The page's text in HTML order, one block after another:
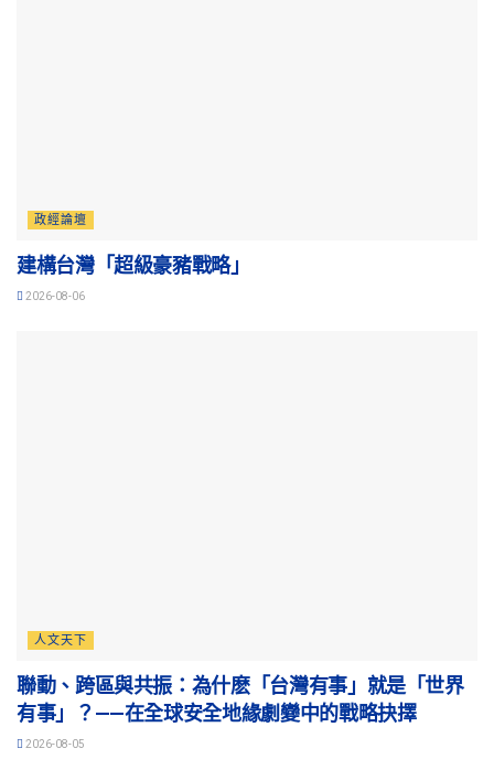
政經論壇
建構台灣「超級豪豬戰略」
2026-08-06
人文天下
聯動、跨區與共振：為什麽「台灣有事」就是「世界
有事」？——在全球安全地緣劇變中的戰略抉擇
2026-08-05